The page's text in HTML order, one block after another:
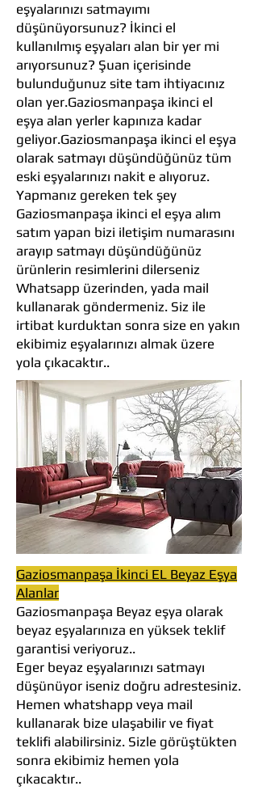
eşyalarınızı satmayımı
düşünüyorsunuz? İkinci el
kullanılmış eşyaları alan bir yer mi
arıyorsunuz? Şuan içerisinde
bulunduğunuz site tam ihtiyacınız
olan yer.Gaziosmanpaşa ikinci el
eşya alan yerler kapınıza kadar
geliyor.Gaziosmanpaşa ikinci el eşya
olarak satmayı düşündüğünüz tüm
eski eşyalarınızı nakit e alıyoruz.
Yapmanız gereken tek şey
Gaziosmanpaşa ikinci el eşya alım
satım yapan bizi iletişim numarasını
arayıp satmayı düşündüğünüz
ürünlerin resimlerini dilerseniz
Whatsapp üzerinden, yada mail
kullanarak göndermeniz. Siz ile
irtibat kurduktan sonra size en yakın
ekibimiz eşyalarınızı almak üzere
yola çıkacaktır..
Gaziosmanpaşa İkinci EL Beyaz Eşya
Alanlar
Gaziosmanpaşa Beyaz eşya olarak
beyaz eşyalarınıza en yüksek teklif
garantisi veriyoruz..
Eger beyaz eşyalarınızı satmayı
düşünüyor iseniz doğru adrestesiniz.
Hemen whatshapp veya mail
kullanarak bize ulaşabilir ve fiyat
teklifi alabilirsiniz. Sizle görüştükten
sonra ekibimiz hemen yola
çıkacaktır..